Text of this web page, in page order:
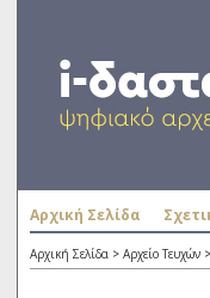
Αρχική Σελίδα
Αρχική Σελίδα > Αρχείο Τευχών >